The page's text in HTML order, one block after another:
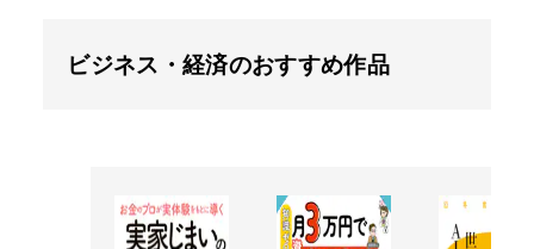
ビジネス・経済のおすすめ作品